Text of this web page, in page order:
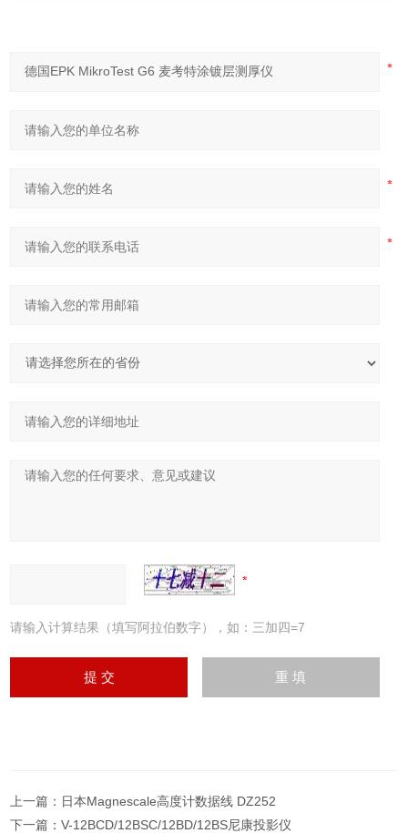
请输入计算结果（填写阿拉伯数字），如：三加四=7
上一篇： 日本Magnescale高度计数据线 DZ252
下一篇：V-12BCD/12BSC/12BD/12BS尼康投影仪